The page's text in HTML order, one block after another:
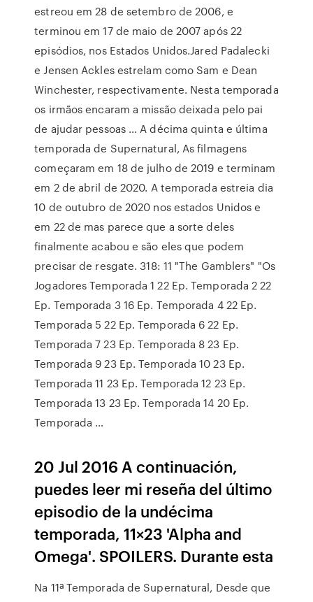
estreou em 28 de setembro de 2006, e
terminou em 17 de maio de 2007 após 22
episódios, nos Estados Unidos.Jared Padalecki
e Jensen Ackles estrelam como Sam e Dean
Winchester, respectivamente. Nesta temporada
os irmãos encaram a missão deixada pelo pai
de ajudar pessoas … A décima quinta e última
temporada de Supernatural, As filmagens
começaram em 18 de julho de 2019 e terminam
em 2 de abril de 2020. A temporada estreia dia
10 de outubro de 2020 nos estados Unidos e
em 22 de mas parece que a sorte deles
finalmente acabou e são eles que podem
precisar de resgate. 318: 11 "The Gamblers" "Os
Jogadores Temporada 1 22 Ep. Temporada 2 22
Ep. Temporada 3 16 Ep. Temporada 4 22 Ep.
Temporada 5 22 Ep. Temporada 6 22 Ep.
Temporada 7 23 Ep. Temporada 8 23 Ep.
Temporada 9 23 Ep. Temporada 10 23 Ep.
Temporada 11 23 Ep. Temporada 12 23 Ep.
Temporada 13 23 Ep. Temporada 14 20 Ep.
Temporada …
20 Jul 2016 A continuación,
puedes leer mi reseña del último
episodio de la undécima
temporada, 11×23 'Alpha and
Omega'. SPOILERS. Durante esta
Na 11ª Temporada de Supernatural, Desde que